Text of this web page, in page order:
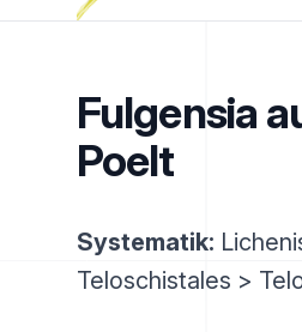
Fulgensia
Poelt
Systematik:
Teloschistales >